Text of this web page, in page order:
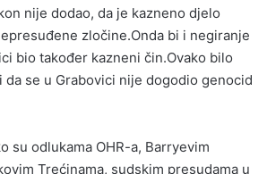
nije dodao, da je kazneno djelo
zločine.Onda bi i negiranje
bio također kazneni čin.Ovako bilo
da se u Grabovici nije dogodio genocid
su odlukama OHR-a, Barryevim
Trećinama, sudskim presudama u